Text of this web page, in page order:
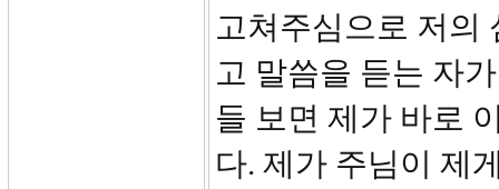
고쳐주심으로 저의
고 말씀을 듣는 자
들 보면 제가 바로
다. 제가 주님이 제